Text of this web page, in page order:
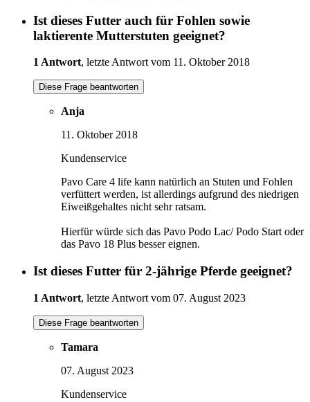
Ist dieses Futter auch für Fohlen sowie
laktierente Mutterstuten geeignet?
1 Antwort, letzte Antwort vom 11. Oktober 2018
Diese Frage beantworten
Anja
11. Oktober 2018
Kundenservice
Pavo Care 4 life kann natürlich an Stuten und Fohlen
verfüttert werden, ist allerdings aufgrund des niedrigen
Eiweißgehaltes nicht sehr ratsam.
Hierfür würde sich das Pavo Podo Lac/ Podo Start oder
das Pavo 18 Plus besser eignen.
Ist dieses Futter für 2-jährige Pferde geeignet?
1 Antwort, letzte Antwort vom 07. August 2023
Diese Frage beantworten
Tamara
07. August 2023
Kundenservice